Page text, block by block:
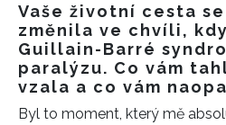
Vaše životní cesta
změnila ve chvíli,
Guillain-Barré
paralýzu. Co vám
vzala a co vám
Byl to moment, který mě